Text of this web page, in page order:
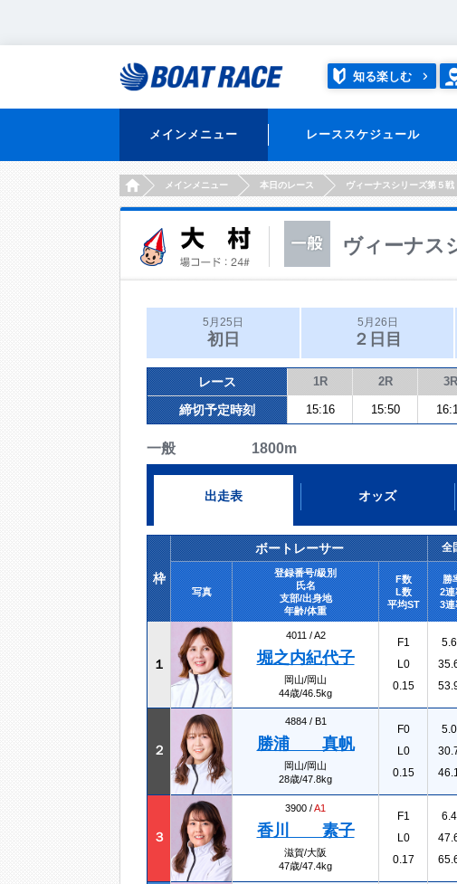
知る楽しむ
メインメニュー レーススケジュール
HOMEメインメニュー 本日のレース ヴィーナスシリーズ第５
ヴィーナス
5月25日
初日
5月26日
２日目
レース 1R 2R 3R
締切予定時刻 15:16 15:50
一般 1800m
出走表 オッズ
枠
ボートレーサー 全
写真
登録番号/級別
氏名
支部/出身地
年齢/体重
F数
L数
平均ST
勝
2連
3連
１
4011 /A2
堀之内紀代子
岡山/岡山
44歳/46.5kg
F1
L0
0.15
２
4884 / B1
勝浦 真帆
岡山/岡山
28歳/47.8kg
F0
L0
0.15
３
3900 /A1
香川 素子
滋賀/大阪
47歳/47.4kg
F1
L0
0.17